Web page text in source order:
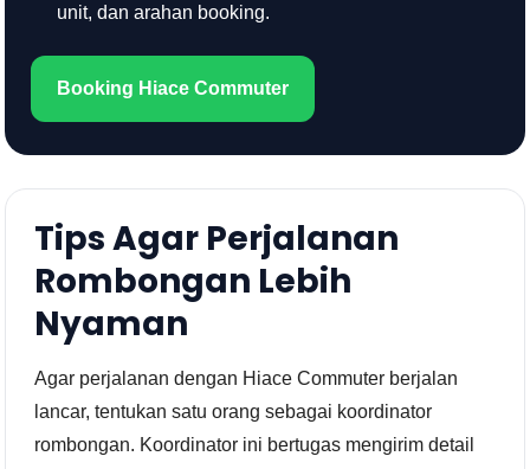
unit, dan arahan booking.
Booking Hiace Commuter
Tips Agar Perjalanan
Rombongan Lebih
Nyaman
Agar perjalanan dengan Hiace Commuter berjalan
lancar, tentukan satu orang sebagai koordinator
rombongan. Koordinator ini bertugas mengirim detail